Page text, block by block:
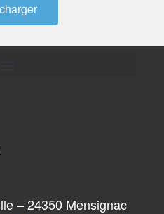
– 24350 Mensignac